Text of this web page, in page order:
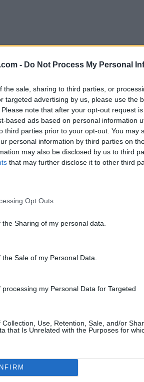
- Do Not Process My Personal
the sale, sharing to third parties, or
targeted advertising by us, please use the
note that after your opt-out request
based ads based on personal information
third parties prior to your opt-out. You may
personal information by third parties on
may also be disclosed by us to third
that may further disclose it to other third
Opt Outs
Sharing of my personal data.
Sale of my Personal Data.
my Personal Data for Targeted
Use, Retention, Sale, and/or
that Is Unrelated with the Purposes for
laukaus! – Alex
kulmasta